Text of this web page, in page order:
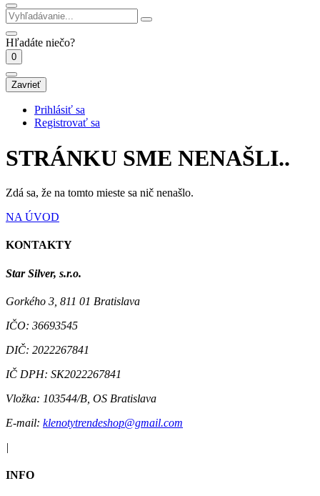
Hľadáte niečo?
0
Zavrieť
Prihlásiť sa
Registrovať sa
STRÁNKU SME NENAŠLI..
Zdá sa, že na tomto mieste sa nič nenašlo.
NA ÚVOD
KONTAKTY
Star Silver, s.r.o.
Gorkého 3, 811 01 Bratislava
IČO: 36693545
DIČ: 2022267841
IČ DPH: SK2022267841
Vložka: 103544/B, OS Bratislava
E-mail: klenotytrendeshop@gmail.com
|
INFO